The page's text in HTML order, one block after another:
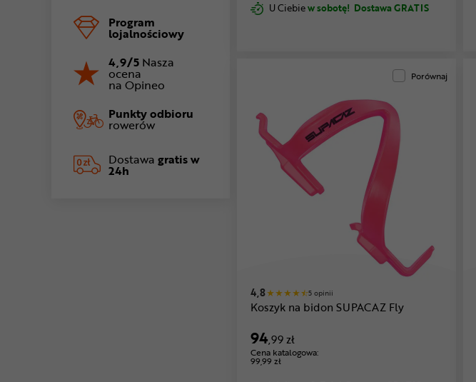
Program
lojalnościowy
4,9/5 Nasza
ocena
na Opineo
Punkty odbioru
rowerów
Dostawa gratis w
24h
U Ciebiew sobotę! Dostawa GRATIS
Porównaj
4,8 5 opinii
Koszyk na bidon SUPACAZ Fly
94,99 zł
Cena katalogowa:
99,99 zł